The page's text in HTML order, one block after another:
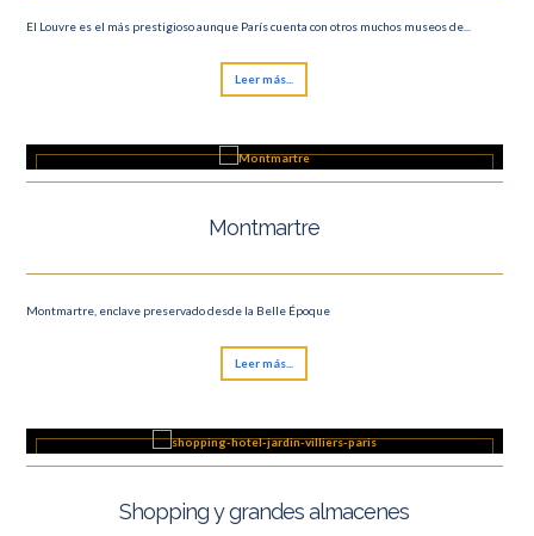
El Louvre es el más prestigioso aunque París cuenta con otros muchos museos de...
Leer más...
Montmartre
Montmartre, enclave preservado desde la Belle Époque
Leer más...
Shopping y grandes almacenes